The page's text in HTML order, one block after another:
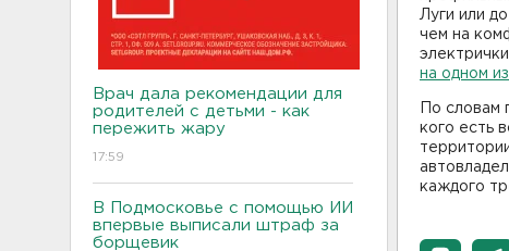
Врач дала рекомендации для
родителей с детьми - как
пережить жару
17:59
В Подмосковье с помощью ИИ
впервые выписали штраф за
борщевик
Луги или
чем на
на одном
По словам
кого есть
каждого